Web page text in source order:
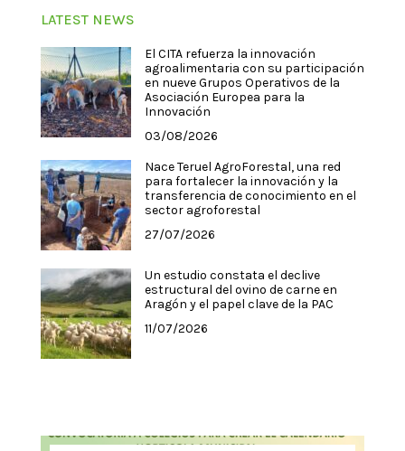
LATEST NEWS
El CITA refuerza la innovación
agroalimentaria con su participación
en nueve Grupos Operativos de la
Asociación Europea para la
Innovación
03/08/2026
Nace Teruel AgroForestal, una red
para fortalecer la innovación y la
transferencia de conocimiento en el
sector agroforestal
27/07/2026
Un estudio constata el declive
estructural del ovino de carne en
Aragón y el papel clave de la PAC
11/07/2026